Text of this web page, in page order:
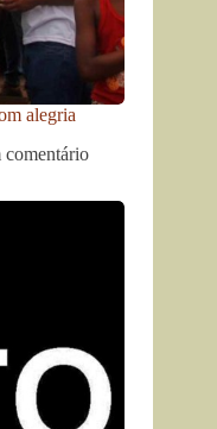
alegria
comentário